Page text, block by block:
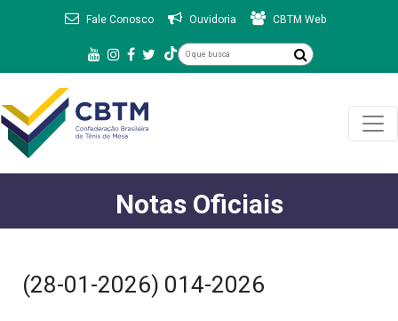
Fale Conosco Ouvidoria CBTM Web
Notas Oficiais
(28-01-2026) 014-2026